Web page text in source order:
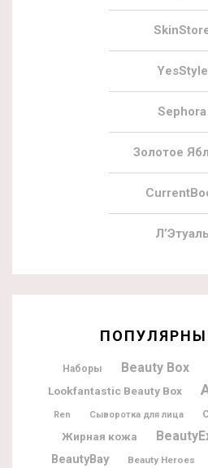
YesStyle
Sephora
Золотое
Л’Этуаль
Наборы Beauty Box
Lookfantastic Beauty Box
Ren Сыворотка для лица
Жирная кожа
BeautyBay Beauty Heroes